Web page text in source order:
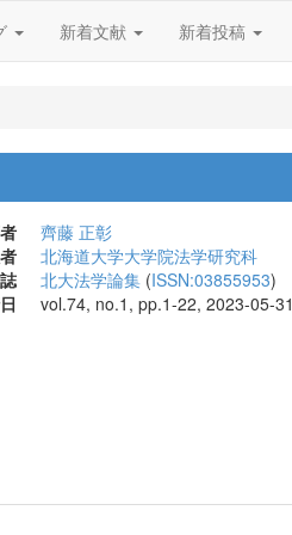
新着文献 新着投稿
齊藤 正彰
北海道大学大学院法学研究科
北大法学論集 (ISSN:03855953)
vol.74, no.1, pp.1-22, 2023-05-31